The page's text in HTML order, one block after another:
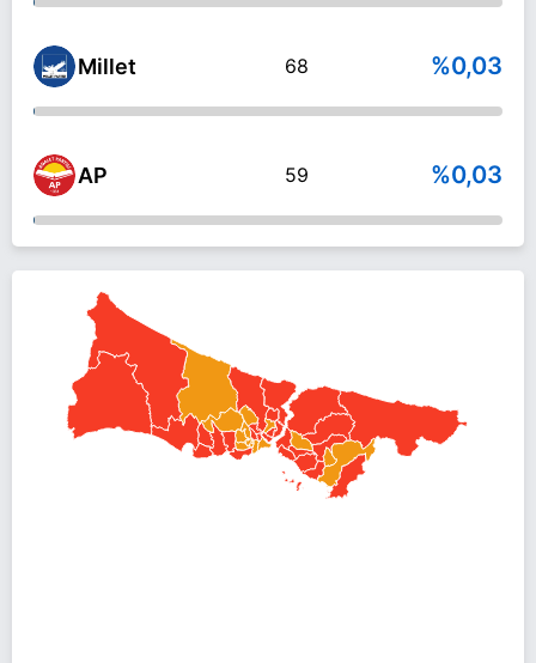
Millet 68 %0,03
AP 59 %0,03